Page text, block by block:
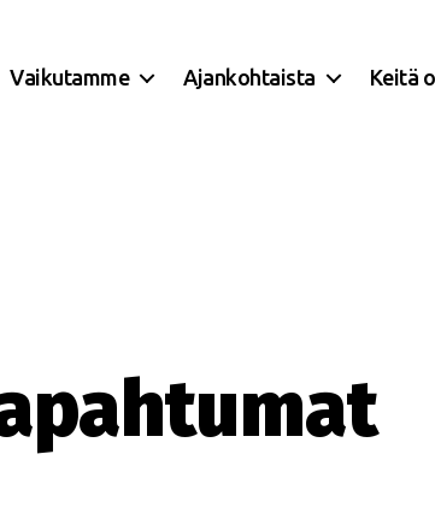
Vaikutamme Ajankohtaista Keitä